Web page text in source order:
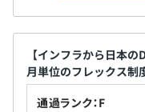
【インフラから日本
月単位のフレックス制
通過ランク：F